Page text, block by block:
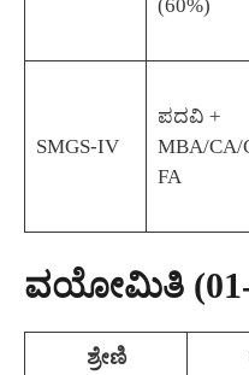
(60%)
SMGS-IV
ಪದವಿ +
MBA/CA/
FA
ವಯೋಮಿತಿ (01-
ಶ್ರೇಣಿ